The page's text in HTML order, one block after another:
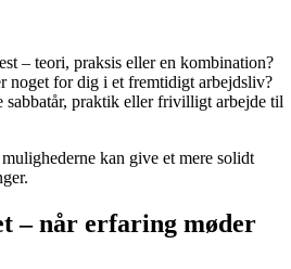
– teori, praksis eller en kombination?
noget for dig i et fremtidigt arbejdsliv?
sabbatår, praktik eller frivilligt arbejde til
kan give et mere solidt
– når erfaring møder